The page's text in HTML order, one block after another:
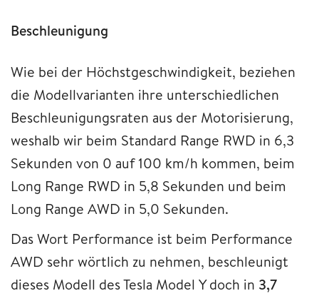
Beschleunigung
Wie bei der Höchstgeschwindigkeit, beziehen
die Modellvarianten ihre unterschiedlichen
Beschleunigungsraten aus der Motorisierung,
weshalb wir beim Standard Range RWD in 6,3
Sekunden von 0 auf 100 km/h kommen, beim
Long Range RWD in 5,8 Sekunden und beim
Long Range AWD in 5,0 Sekunden.
Das Wort Performance ist beim Performance
AWD sehr wörtlich zu nehmen, beschleunigt
dieses Modell des Tesla Model Y doch in 3,7